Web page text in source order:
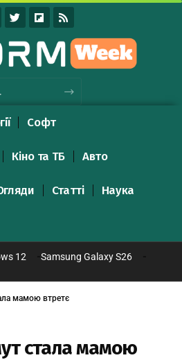
Софт
Кіно та ТБ Авто
Статті Наука
12
Samsung Galaxy S26
мамою втретє
стала мамою